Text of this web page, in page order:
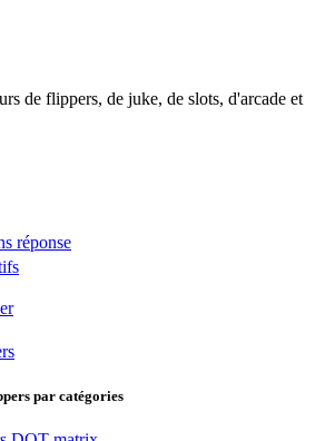
de flippers, de juke, de slots, d'arcade et
réponse
par catégories